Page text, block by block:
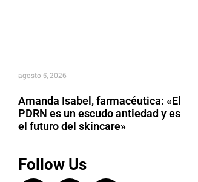
Amanda Isabel, farmacéutica: «El
PDRN es un escudo antiedad y es
el futuro del skincare»
agosto 5, 2026
Follow Us